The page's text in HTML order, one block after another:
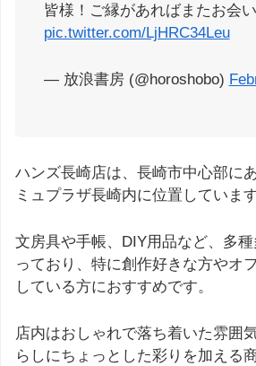
皆様！ご縁があればまたお会
pic.twitter.com/LjHRC34Leu
— 放浪書房 (@horoshobo)
ハンズ長崎店は、長崎市中心部に
ミュプラザ長崎内に位置しています
文房具や手帳、DIY用品など、多
っており、特に創作好きな方やオ
している方におすすめです。
店内はおしゃれで落ち着いた雰囲
らしにちょっとした彩りを加える